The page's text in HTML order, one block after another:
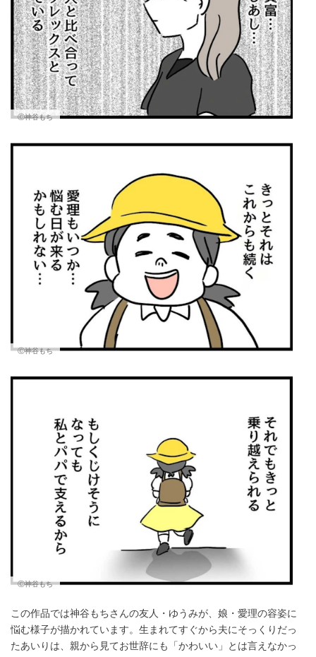
Ⓒ神谷もち
Ⓒ神谷もち
Ⓒ神谷もち
この作品では神谷もちさんの友人・ゆうみが、娘・愛理の容姿に
悩む様子が描かれています。生まれてすぐから夫にそっくりだっ
たあいりは、親から見てお世辞にも「かわいい」とは言えなかっ